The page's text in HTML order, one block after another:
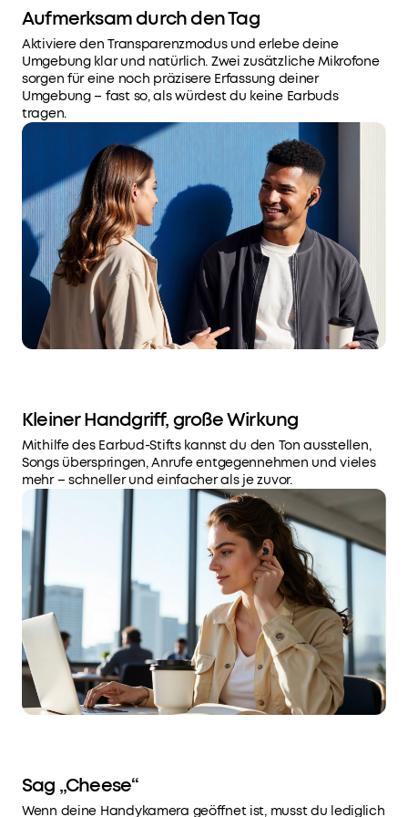
Klangnuancen
sowie
satte,
ausgewogene
Höhen
und
wiedergegeben.
Telefonate
6
Mikrofonen:
Diese
Earbuds
sind
mit
sechs
Geräuschunterdrückung
einem
windbeständigen
Algorithmus
ausgestattet,
sodass
natürlich
klingende
Gespräche
möglich
sind.
Schnelles
Laden,
lange
Laufzeit:Im
bieten
die
Aufmerksam durch den Tag
Aktiviere den Transparenzmodus und erlebe deine
Umgebung klar und natürlich. Zwei zusätzliche Mikrofone
sorgen für eine noch präzisere Erfassung deiner
Umgebung – fast so, als würdest du keine Earbuds
tragen.
Kleiner Handgriff, große Wirkung
Mithilfe des Earbud-Stifts kannst du den Ton ausstellen,
Songs überspringen, Anrufe entgegennehmen und vieles
mehr – schneller und einfacher als je zuvor.
Sag „Cheese“
Wenn deine Handykamera geöffnet ist, musst du lediglich